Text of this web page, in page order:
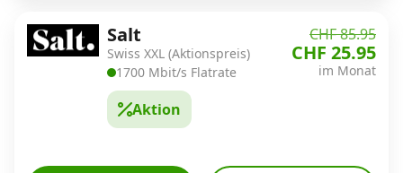
Salt
Swiss XXL (Aktionspreis)
1700 Mbit/s Flatrate
Aktion
CHF 85.95
CHF 25.95
im Monat